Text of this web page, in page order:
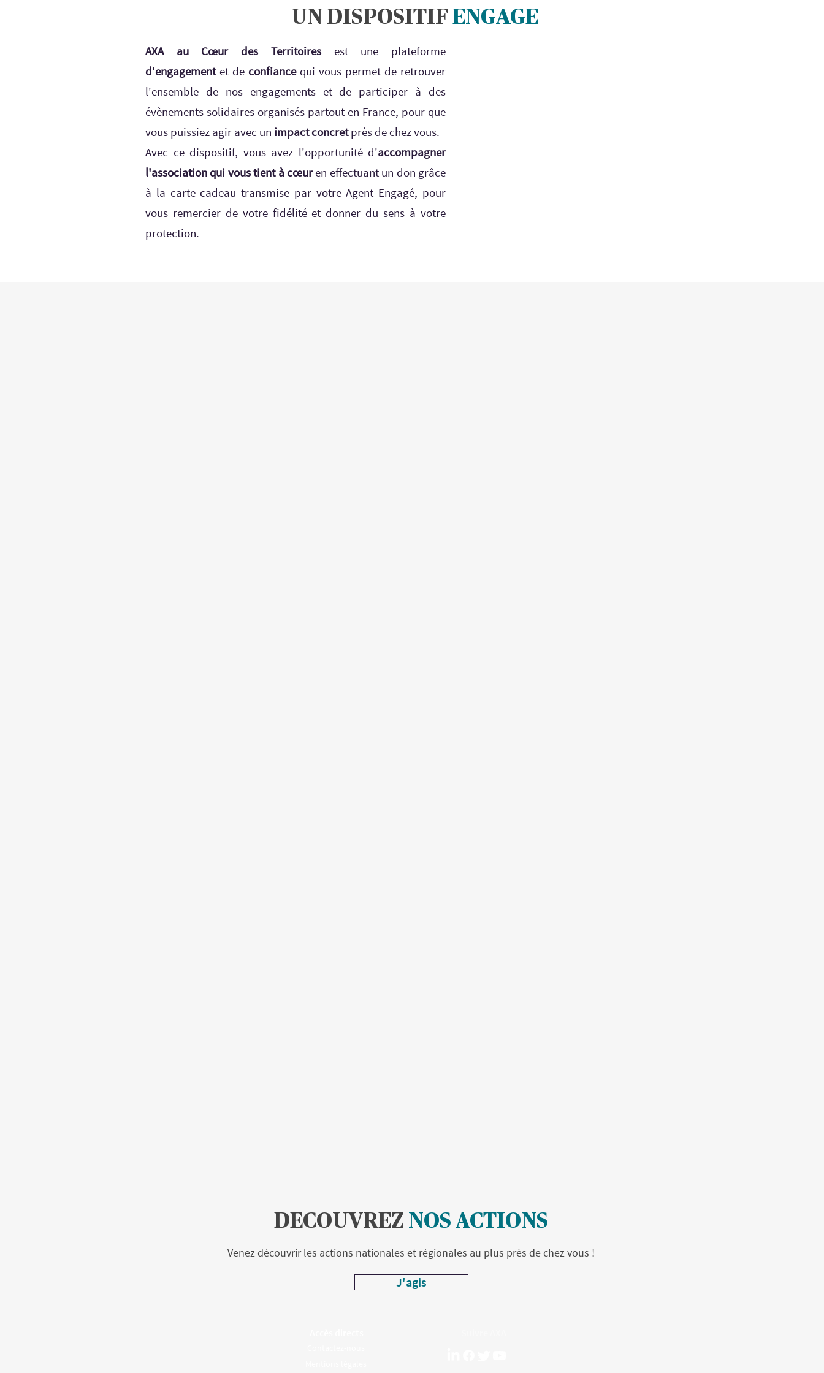
UN DISPOSITIF ENGAGE
AXA au Cœur des Territoiresest une plateforme
d'engagementet de confiancequi vous permet de retrouver
l'ensemble de nos engagements et de participer à des
évènements solidaires organisés partout en France, pour que
vous puissiez agir avec un impact concretprès de chez vous.
Avec ce dispositif, vous avez l'opportunité d'accompagner
l'association qui vous tient à cœuren effectuant un don grâce
à la carte cadeau transmise par votre Agent Engagé, pour
vous remercier de votre fidélité et donner du sens à votre
protection.
DECOUVREZ NOS ACTIONS
Venez découvrir les actions nationales et régionales au plus près de chez vous !
J'agis